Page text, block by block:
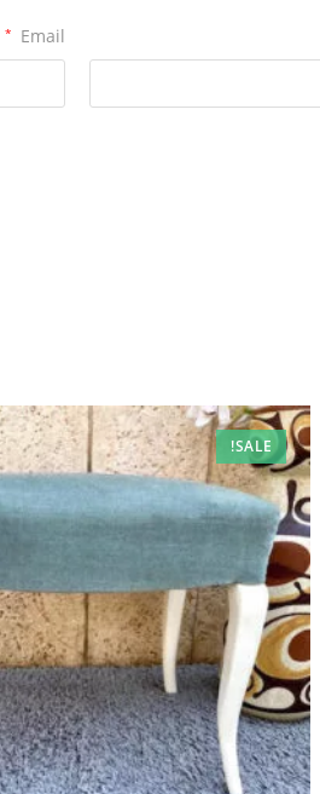
Email
*
SALE!